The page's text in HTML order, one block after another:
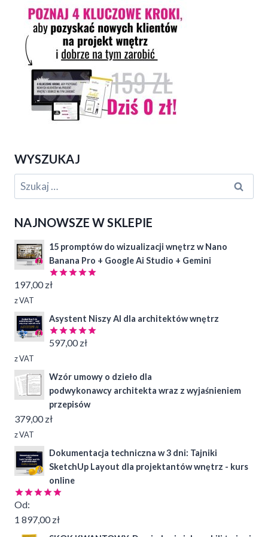
WYSZUKAJ
Szukaj:
NAJNOWSZE W SKLEPIE
15 promptów do wizualizacji wnętrz w Nano
Banana Pro + Google Ai Studio + Gemini
Oceniono
197,00zł
z VAT
Asystent Niszy AI dla architektów wnętrz
Oceniono
597,00zł
z VAT
Wzór umowy o dzieło dla
podwykonawcy architekta wraz z wyjaśnieniem
przepisów
379,00zł
z VAT
Dokumentacja techniczna w 3 dni: Tajniki
SketchUp Layout dla projektantów wnętrz - kurs
online
Oceniono
4.99na 5
Od:
1 897,00zł